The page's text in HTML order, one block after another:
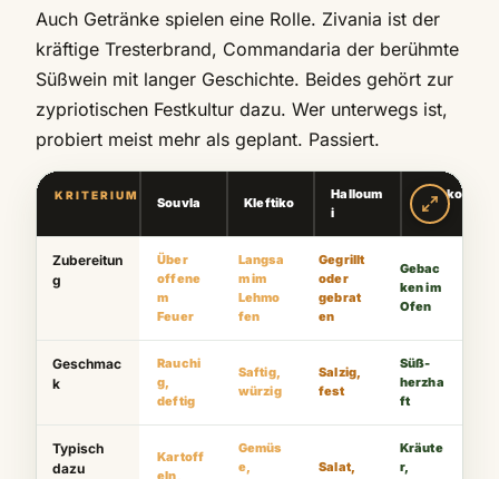
Auch Getränke spielen eine Rolle. Zivania ist der
kräftige Tresterbrand, Commandaria der berühmte
Süßwein mit langer Geschichte. Beides gehört zur
zypriotischen Festkultur dazu. Wer unterwegs ist,
probiert meist mehr als geplant. Passiert.
KRITERIUM
Souvla Kleftiko
Halloum
i
Kolokot
es
Zubereitun
g
Über
offene
m
Feuer
Langsa
m im
Lehmo
fen
Gegrillt
oder
gebrat
en
Gebac
ken im
Ofen
Geschmac
k
Rauchi
g,
deftig
Saftig,
würzig
Salzig,
fest
Süß-
herzha
ft
Typisch
dazu
Kartoff
Gemüs
e,
Salat,
Kräute
r,